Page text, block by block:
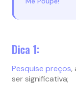
Dica 1:
Pesquise preços,
ser significativa;